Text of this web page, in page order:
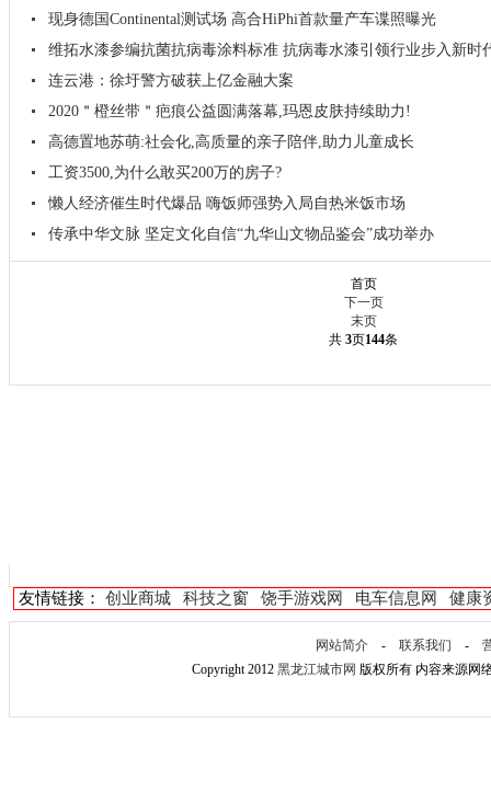
现身德国Continental测试场 高合HiPhi首款量产车谍照曝光
维拓水漆参编抗菌抗病毒涂料标准 抗病毒水漆引领行业步入新时
连云港：徐圩警方破获上亿金融大案
2020＂橙丝带＂疤痕公益圆满落幕,玛恩皮肤持续助力!
高德置地苏萌:社会化,高质量的亲子陪伴,助力儿童成长
工资3500,为什么敢买200万的房子?
懒人经济催生时代爆品 嗨饭师强势入局自热米饭市场
传承中华文脉 坚定文化自信“九华山文物品鉴会”成功举办
首页
下一页
末页
共 3页144条
友情链接： 创业商城 科技之窗 饶手游戏网 电车信息网 健康
网站简介 - 联系我们 -
Copyright 2012 黑龙江城市网 版权所有 内容来源网